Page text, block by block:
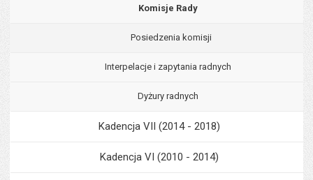
Komisje Rady
Posiedzenia komisji
Interpelacje i zapytania radnych
Dyżury radnych
Kadencja VII (2014 - 2018)
Kadencja VI (2010 - 2014)